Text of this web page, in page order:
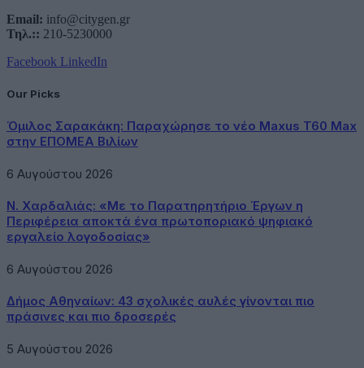
Email: info@citygen.gr
Τηλ.:: 210-5230000
Facebook LinkedIn
Our Picks
Όμιλος Σαρακάκη: Παραχώρησε το νέο Maxus T60 Max
στην ΕΠΟΜΕΑ Βιλίων
6 Αυγούστου 2026
Ν. Χαρδαλιάς: «Με το Παρατηρητήριο Έργων η
Περιφέρεια αποκτά ένα πρωτοποριακό ψηφιακό
εργαλείο λογοδοσίας»
6 Αυγούστου 2026
Δήμος Αθηναίων: 43 σχολικές αυλές γίνονται πιο
πράσινες και πιο δροσερές
5 Αυγούστου 2026